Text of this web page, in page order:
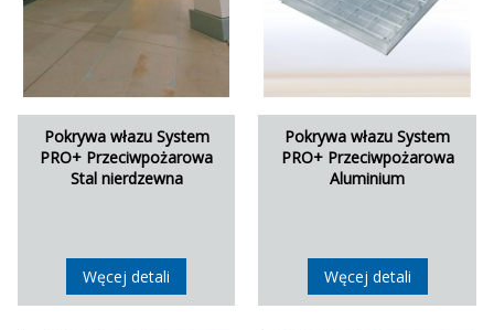
Pokrywa włazu System
PRO+ Przeciwpożarowa
Stal nierdzewna
Węcej detali
Pokrywa włazu System
PRO+ Przeciwpożarowa
Aluminium
Węcej detali